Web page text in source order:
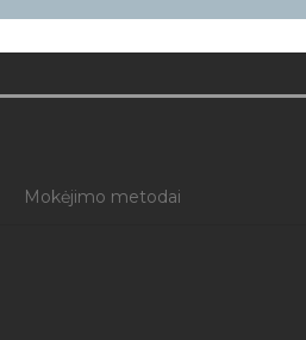
Mokėjimo metodai